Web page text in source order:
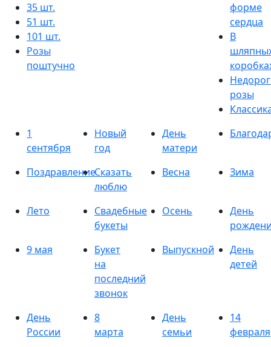
35 шт.
51 шт.
101 шт.
Розы
поштучно
форме
сердца
В
розы
1
сентября
Новый
год
День
матери
ПоздравлениеСказать
люблю
Весна Зима
Лето
Свадебные
букеты
Осень
День
9 мая
Букет
на
последний
звонок
Выпускной
День
детей
День
России
8
марта
День
семьи
14
февраля